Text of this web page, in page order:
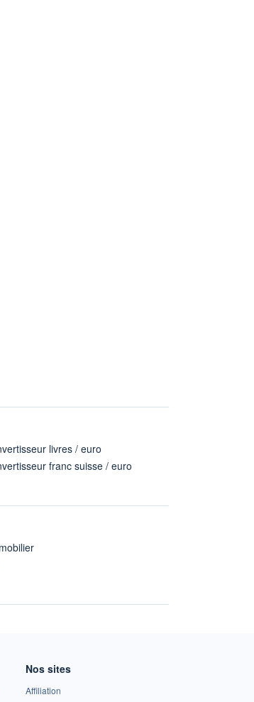
livres / euro
franc suisse / euro
Nos sites
Affiliation